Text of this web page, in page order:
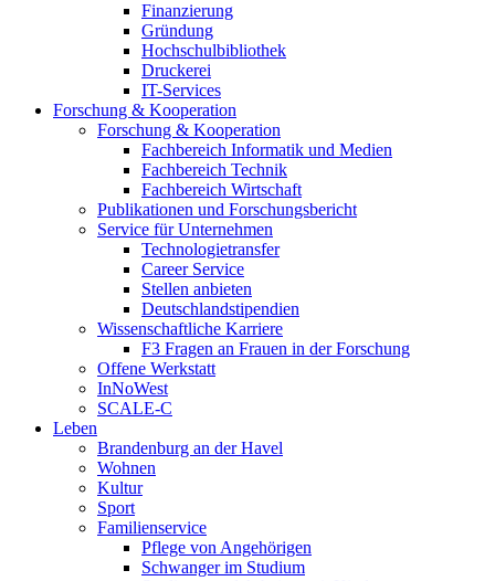
Finanzierung
Gründung
Hochschulbibliothek
Druckerei
IT-Services
Forschung & Kooperation
Forschung & Kooperation
Fachbereich Informatik und Medien
Fachbereich Technik
Fachbereich Wirtschaft
Publikationen und Forschungsbericht
Service für Unternehmen
Technologietransfer
Career Service
Stellen anbieten
Deutschlandstipendien
Wissenschaftliche Karriere
F3 Fragen an Frauen in der Forschung
Offene Werkstatt
InNoWest
SCALE-C
Leben
Brandenburg an der Havel
Wohnen
Kultur
Sport
Familienservice
Pflege von Angehörigen
Schwanger im Studium